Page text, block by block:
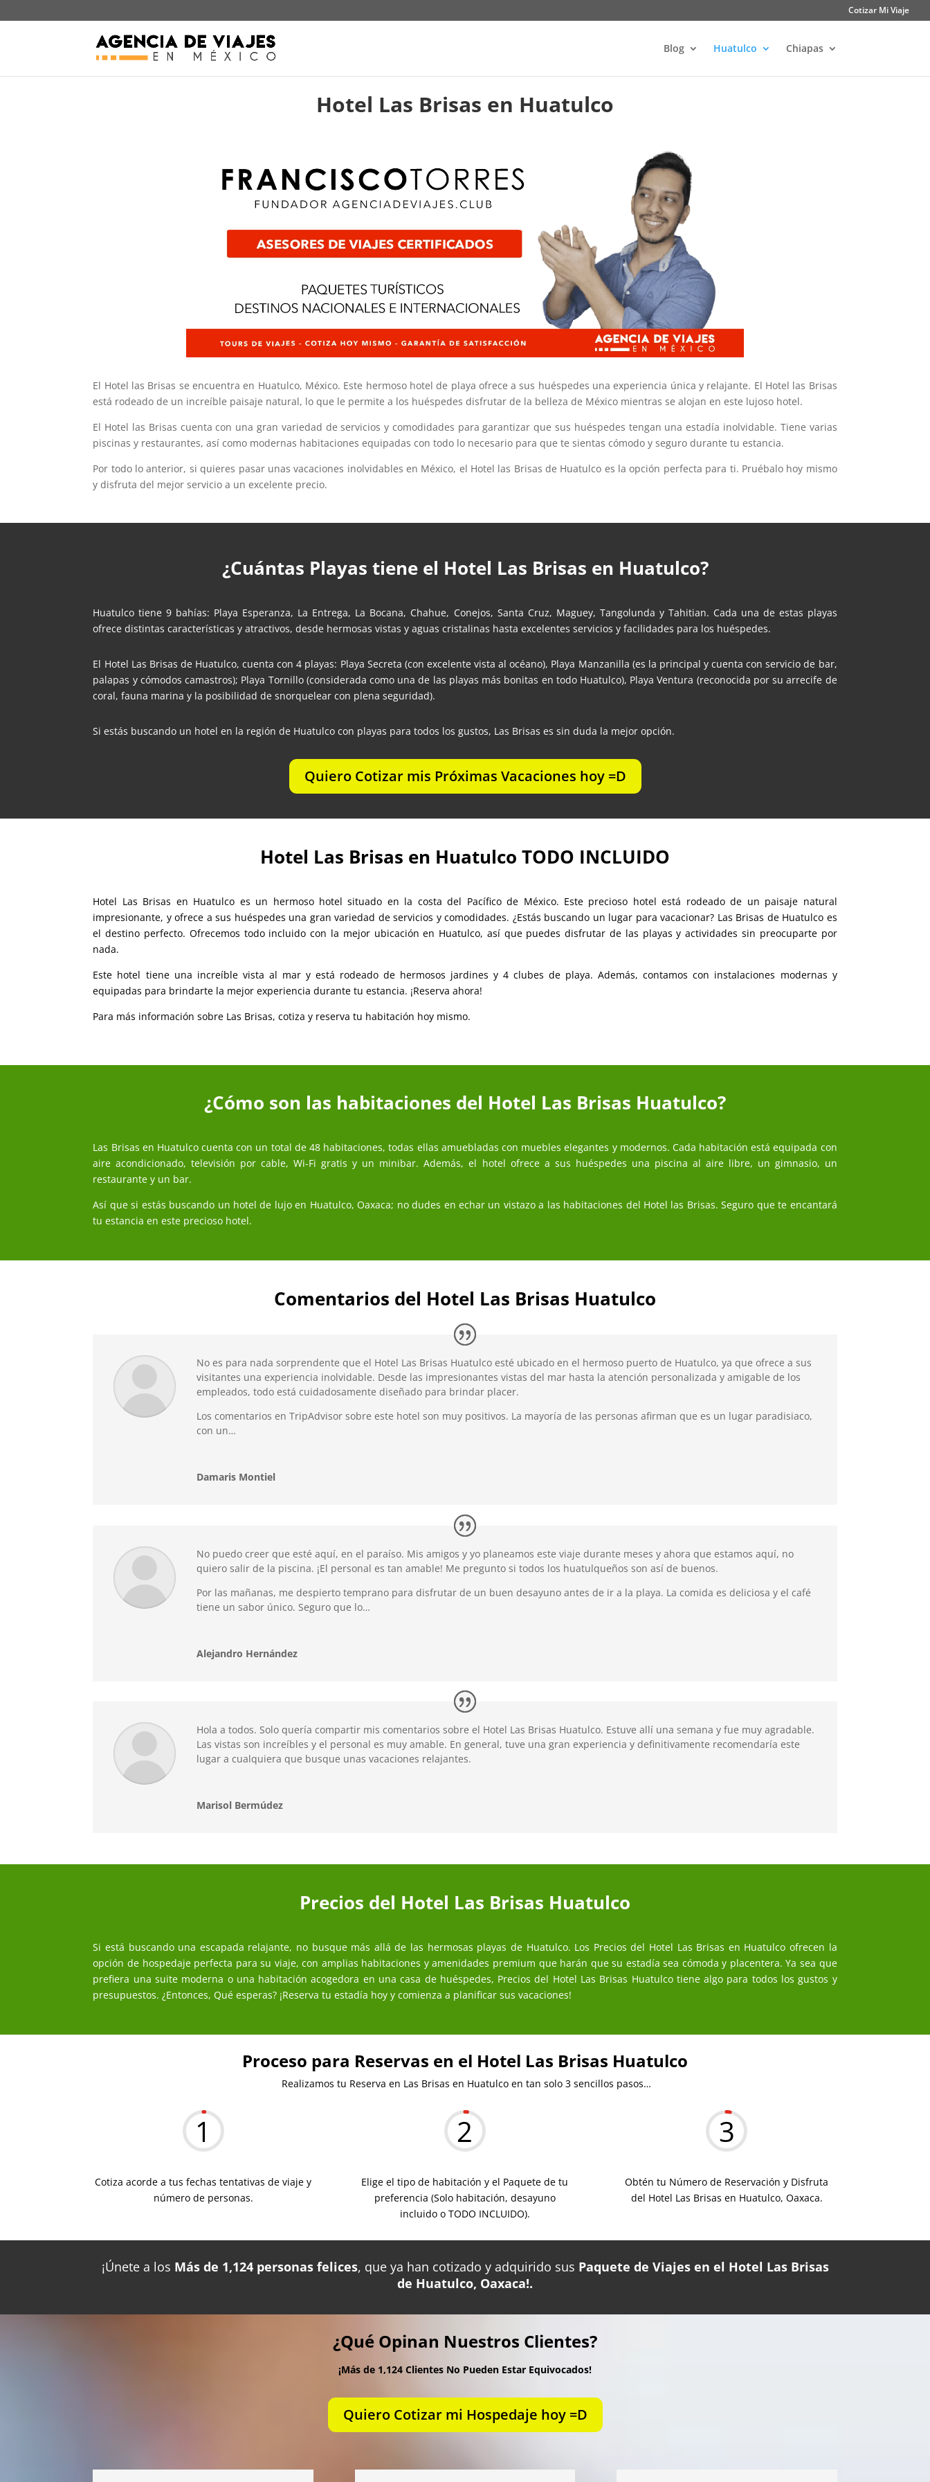
Cotizar Mi Viaje
Blog Huatulco Chiapas
Hotel Las Brisas en Huatulco
El Hotel las Brisas se encuentra en Huatulco, México. Este hermoso hotel de playa ofrece a sus huéspedes una experiencia única y relajante. El Hotel las Brisas
está rodeado de un increíble paisaje natural, lo que le permite a los huéspedes disfrutar de la belleza de México mientras se alojan en este lujoso hotel.
El Hotel las Brisas cuenta con una gran variedad de servicios y comodidades para garantizar que sus huéspedes tengan una estadía inolvidable. Tiene varias
piscinas y restaurantes, así como modernas habitaciones equipadas con todo lo necesario para que te sientas cómodo y seguro durante tu estancia.
Por todo lo anterior, si quieres pasar unas vacaciones inolvidables en México, el Hotel las Brisas de Huatulco es la opción perfecta para ti. Pruébalo hoy mismo
y disfruta del mejor servicio a un excelente precio.
¿Cuántas Playas tiene el Hotel Las Brisas en Huatulco?
Huatulco tiene 9 bahías: Playa Esperanza, La Entrega, La Bocana, Chahue, Conejos, Santa Cruz, Maguey, Tangolunda y Tahitian. Cada una de estas playas
ofrece distintas características y atractivos, desde hermosas vistas y aguas cristalinas hasta excelentes servicios y facilidades para los huéspedes.
El Hotel Las Brisas de Huatulco, cuenta con 4 playas: Playa Secreta (con excelente vista al océano), Playa Manzanilla (es la principal y cuenta con servicio de bar,
palapas y cómodos camastros); Playa Tornillo (considerada como una de las playas más bonitas en todo Huatulco), Playa Ventura (reconocida por su arrecife de
coral, fauna marina y la posibilidad de snorquelear con plena seguridad).
Si estás buscando un hotel en la región de Huatulco con playas para todos los gustos, Las Brisas es sin duda la mejor opción.
Quiero Cotizar mis Próximas Vacaciones hoy =D
Hotel Las Brisas en Huatulco TODO INCLUIDO
Hotel Las Brisas en Huatulco es un hermoso hotel situado en la costa del Pacífico de México. Este precioso hotel está rodeado de un paisaje natural
impresionante, y ofrece a sus huéspedes una gran variedad de servicios y comodidades. ¿Estás buscando un lugar para vacacionar? Las Brisas de Huatulco es
el destino perfecto. Ofrecemos todo incluido con la mejor ubicación en Huatulco, así que puedes disfrutar de las playas y actividades sin preocuparte por
nada.
Este hotel tiene una increíble vista al mar y está rodeado de hermosos jardines y 4 clubes de playa. Además, contamos con instalaciones modernas y
equipadas para brindarte la mejor experiencia durante tu estancia. ¡Reserva ahora!
Para más información sobre Las Brisas, cotiza y reserva tu habitación hoy mismo.
¿Cómo son las habitaciones del Hotel Las Brisas Huatulco?
Las Brisas en Huatulco cuenta con un total de 48 habitaciones, todas ellas amuebladas con muebles elegantes y modernos. Cada habitación está equipada con
aire acondicionado, televisión por cable, Wi-Fi gratis y un minibar. Además, el hotel ofrece a sus huéspedes una piscina al aire libre, un gimnasio, un
restaurante y un bar.
Así que si estás buscando un hotel de lujo en Huatulco, Oaxaca; no dudes en echar un vistazo a las habitaciones del Hotel las Brisas. Seguro que te encantará
tu estancia en este precioso hotel.
Comentarios del Hotel Las Brisas Huatulco
No es para nada sorprendente que el Hotel Las Brisas Huatulco esté ubicado en el hermoso puerto de Huatulco, ya que ofrece a sus
visitantes una experiencia inolvidable. Desde las impresionantes vistas del mar hasta la atención personalizada y amigable de los
empleados, todo está cuidadosamente diseñado para brindar placer.
Los comentarios en TripAdvisor sobre este hotel son muy positivos. La mayoría de las personas afirman que es un lugar paradisiaco,
con un…
Damaris Montiel
No puedo creer que esté aquí, en el paraíso. Mis amigos y yo planeamos este viaje durante meses y ahora que estamos aquí, no
quiero salir de la piscina. ¡El personal es tan amable! Me pregunto si todos los huatulqueños son así de buenos.
Por las mañanas, me despierto temprano para disfrutar de un buen desayuno antes de ir a la playa. La comida es deliciosa y el café
tiene un sabor único. Seguro que lo…
Alejandro Hernández
Hola a todos. Solo quería compartir mis comentarios sobre el Hotel Las Brisas Huatulco. Estuve allí una semana y fue muy agradable.
Las vistas son increíbles y el personal es muy amable. En general, tuve una gran experiencia y definitivamente recomendaría este
lugar a cualquiera que busque unas vacaciones relajantes.
Marisol Bermúdez
Precios del Hotel Las Brisas Huatulco
Si está buscando una escapada relajante, no busque más allá de las hermosas playas de Huatulco. Los Precios del Hotel Las Brisas en Huatulco ofrecen la
opción de hospedaje perfecta para su viaje, con amplias habitaciones y amenidades premium que harán que su estadía sea cómoda y placentera. Ya sea que
prefiera una suite moderna o una habitación acogedora en una casa de huéspedes, Precios del Hotel Las Brisas Huatulco tiene algo para todos los gustos y
presupuestos. ¿Entonces, Qué esperas? ¡Reserva tu estadía hoy y comienza a planificar sus vacaciones!
Proceso para Reservas en el Hotel Las Brisas Huatulco
Realizamos tu Reserva en Las Brisas en Huatulco en tan solo 3 sencillos pasos…
1
Cotiza acorde a tus fechas tentativas de viaje y
número de personas.
2
Elige el tipo de habitación y el Paquete de tu
preferencia (Solo habitación, desayuno
incluido o TODO INCLUIDO).
3
Obtén tu Número de Reservación y Disfruta
del Hotel Las Brisas en Huatulco, Oaxaca.
¡Únete a los Más de 1,124 personas felices, que ya han cotizado y adquirido sus Paquete de Viajes en el Hotel Las Brisas
de Huatulco, Oaxaca!.
¿Qué Opinan Nuestros Clientes?
¡Más de 1,124 Clientes No Pueden Estar Equivocados!
Quiero Cotizar mi Hospedaje hoy =D